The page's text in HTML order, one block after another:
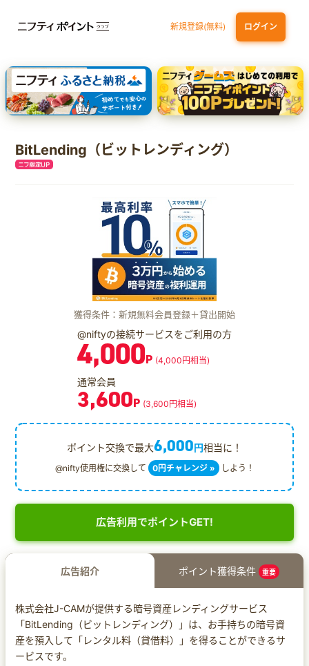
新規登録(無料) ログイン
dカード GOLD 三井住友カード ゴールド（NL）（家族カード発行）
【実質初月無料】DMM | Disney+(ディズニープラス) セットプラン
SBI証券 確定拠出年金（iDeCo）
BitLending（ビットレンディング）
獲得条件：新規無料会員登録＋貸出開始
@niftyの接続サービスをご利用の方
4,000P (4,000円相当)
通常会員
3,600P (3,600円相当)
ポイント交換で最大6,000円相当に！
@nifty使用権に交換して 0円チャレンジ » しよう！
広告利用でポイントGET!
広告紹介 ポイント獲得条件 重要
株式会社J-CAMが提供する暗号資産レンディングサービス
「BitLending（ビットレンディング）」は、お手持ちの暗号資
産を預入して「レンタル料（貸借料）」を得ることができるサ
ービスです。